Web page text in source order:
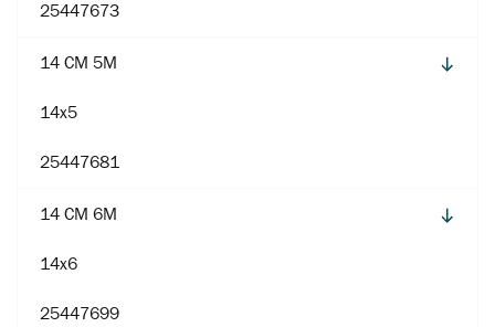
25447673
14 CM 5M
14x5
25447681
14 CM 6M
14x6
25447699